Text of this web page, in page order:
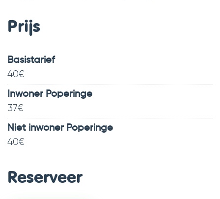
Prijs
Basistarief
40€
Inwoner Poperinge
37€
Niet inwoner Poperinge
40€
Reserveer